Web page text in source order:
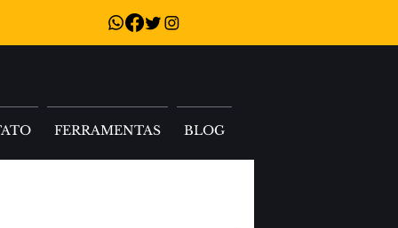
FERRAMENTAS BLOG